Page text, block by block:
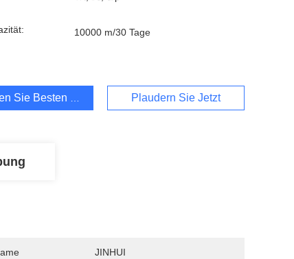
10000 m/30 Tage
Sie Besten Preis Plaudern Sie Jetzt
JINHUI